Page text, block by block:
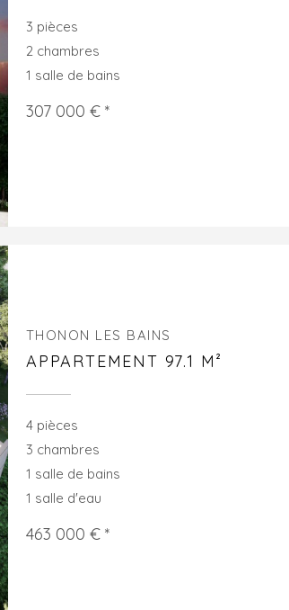
3 pièces
2 chambres
1 salle de bains
307 000 € *
THONON LES BAINS
APPARTEMENT 97.1 M²
4 pièces
3 chambres
1 salle de bains
1 salle d'eau
463 000 € *